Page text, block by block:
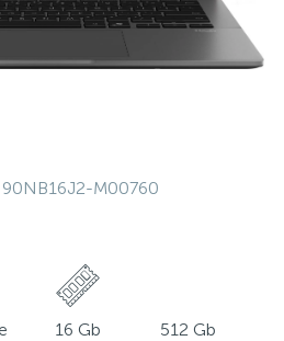
90NB16J2-M00760
16 Gb 512 Gb